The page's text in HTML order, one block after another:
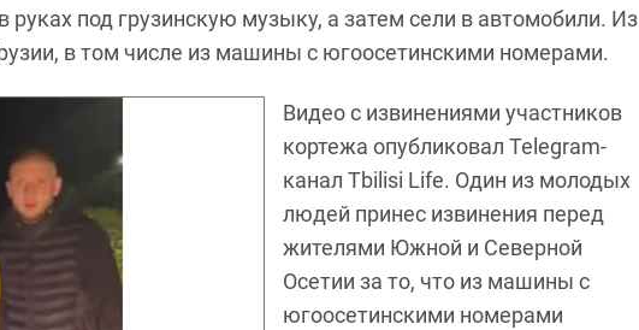
руках под грузинскую музыку, а затем сели в автомобили. Из
в том числе из машины с югоосетинскими номерами.
Видео с извинениями участников
кортежа опубликовал Telegram-
канал Tbilisi Life. Один из молодых
людей принес извинения перед
жителями Южной и Северной
Осетии за то, что из машины с
югоосетинскими номерами